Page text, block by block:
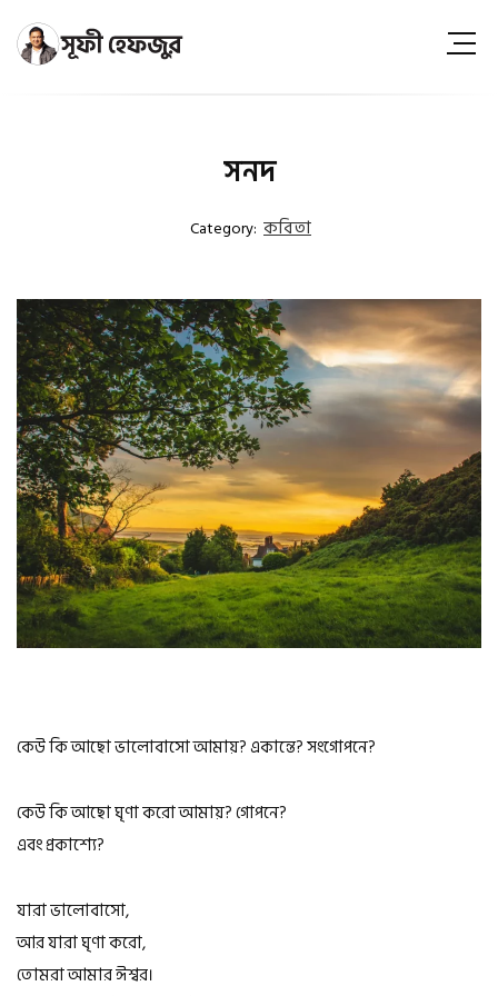
সনদ
Category: কবিতা
কেউ কি আছো ভালোবাসো আমায়? একান্তে? সংগোপনে?
কেউ কি আছো ঘৃণা করো আমায়? গোপনে?
এবং প্রকাশ্যে?
যারা ভালোবাসো,
আর যারা ঘৃণা করো,
তোমরা আমার ঈশ্বর।